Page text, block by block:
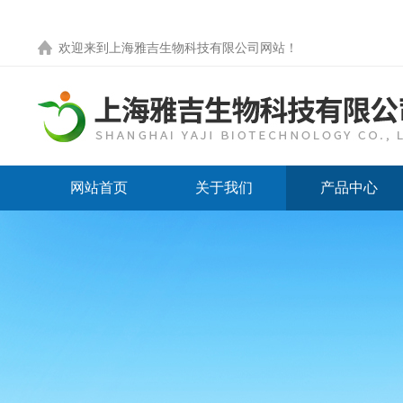
欢迎来到 上海雅吉生物科技有限公司网站 ！
网站首页 关于我们 产品中心